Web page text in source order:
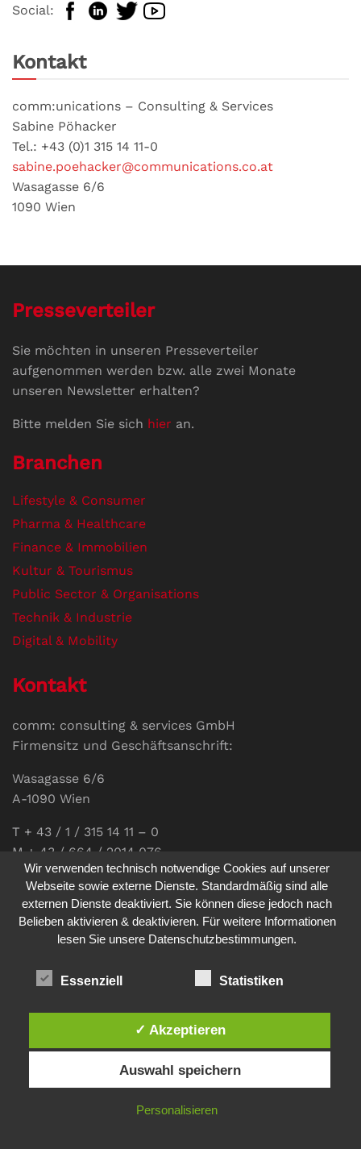
Social:
Kontakt
comm:unications – Consulting & Services
Sabine Pöhacker
Tel.: +43 (0)1 315 14 11-0
sabine.poehacker@communications.co.at
Wasagasse 6/6
1090 Wien
Presseverteiler
Sie möchten in unseren Presseverteiler
aufgenommen werden bzw. alle zwei Monate
unseren Newsletter erhalten?
Bitte melden Sie sich hier an.
Branchen
Lifestyle & Consumer
Pharma & Healthcare
Finance & Immobilien
Kultur & Tourismus
Public Sector & Organisations
Technik & Industrie
Digital & Mobility
Kontakt
comm: consulting & services GmbH
Firmensitz und Geschäftsanschrift:
Wasagasse 6/6
A-1090 Wien
T + 43 / 1 / 315 14 11 – 0
M + 43 / 664 / 2014 076
E-Mail:office@communications.co.at
Homepage:www.communications.co.at
UID: ATU 811 196 56
Sabine Pöhacker MSc.
Datenschutz
den Punkt. - Site made bysfe
Wir verwenden technisch notwendige Cookies auf unserer
Webseite sowie externe Dienste. Standardmäßig sind alle
externen Dienste deaktiviert. Sie können diese jedoch nach
Belieben aktivieren & deaktivieren. Für weitere Informationen
lesen Sie unsere Datenschutzbestimmungen.
Essenziell Statistiken
✓ Akzeptieren
Auswahl speichern
Personalisieren